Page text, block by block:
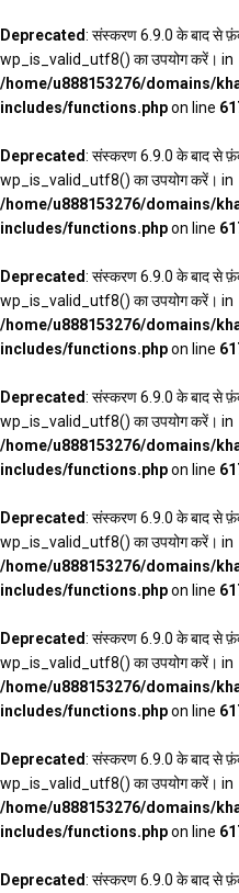
Deprecated: संस्करण 6.9.0 के बाद से
wp_is_valid_utf8() का उपयोग करें। in
/home/u888153276/domains/
includes/functions.phpon line
Deprecated: संस्करण 6.9.0 के बाद से
wp_is_valid_utf8() का उपयोग करें। in
/home/u888153276/domains/
includes/functions.phpon line
Deprecated: संस्करण 6.9.0 के बाद से
wp_is_valid_utf8() का उपयोग करें। in
/home/u888153276/domains/
includes/functions.phpon line
Deprecated: संस्करण 6.9.0 के बाद से
wp_is_valid_utf8() का उपयोग करें। in
/home/u888153276/domains/
includes/functions.phpon line
Deprecated: संस्करण 6.9.0 के बाद से
wp_is_valid_utf8() का उपयोग करें। in
/home/u888153276/domains/
includes/functions.phpon line
Deprecated: संस्करण 6.9.0 के बाद से
wp_is_valid_utf8() का उपयोग करें। in
/home/u888153276/domains/
includes/functions.phpon line
Deprecated: संस्करण 6.9.0 के बाद से
wp_is_valid_utf8() का उपयोग करें। in
/home/u888153276/domains/
includes/functions.phpon line
Deprecated: संस्करण 6.9.0 के बाद से